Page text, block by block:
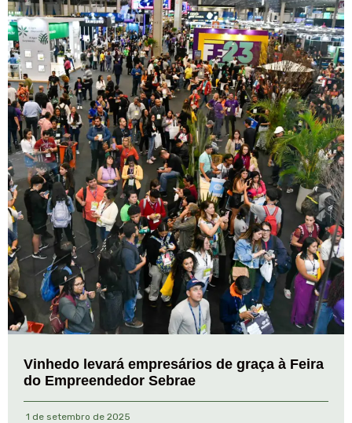
Vinhedo levará empresários de graça à Feira
do Empreendedor Sebrae
1 de setembro de 2025